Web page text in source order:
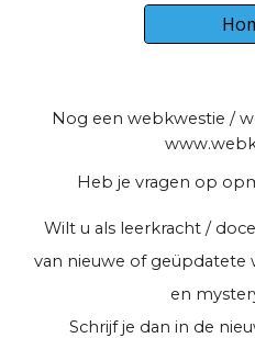
Nog een webkwestie /
Heb je vragen op
Wilt u als leerkracht /
van nieuwe of geüpdatete
en
Schrijf je dan in de